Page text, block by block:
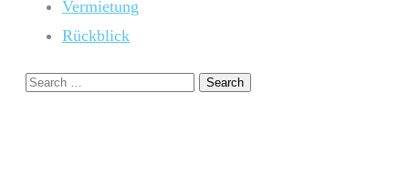
Vermietung
Rückblick